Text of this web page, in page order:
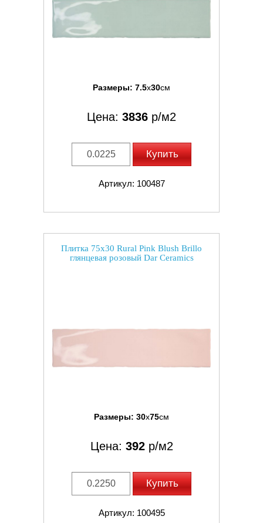
Размеры: 7.5x30см
Цена: 3836 р/м2
Купить
Артикул: 100487
Плитка 75x30 Rural Pink Blush Brillo
глянцевая розовый Dar Ceramics
Размеры: 30x75см
Цена: 392р/м2
Купить
Артикул: 100495